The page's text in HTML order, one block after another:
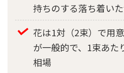
持ちのする落ち着い
花は1対（2束）で用
が一般的で、1束あた
相場